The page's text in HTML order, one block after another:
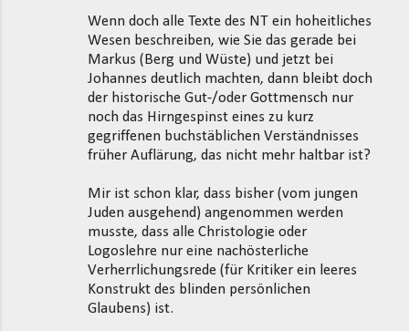
Wenn doch alle Texte des NT ein hoheitliches
Wesen beschreiben, wie Sie das gerade bei
Markus (Berg und Wüste) und jetzt bei
Johannes deutlich machten, dann bleibt doch
der historische Gut-/oder Gottmensch nur
noch das Hirngespinst eines zu kurz
gegriffenen buchstäblichen Verständnisses
früher Auflärung, das nicht mehr haltbar ist?
Mir ist schon klar, dass bisher (vom jungen
Juden ausgehend) angenommen werden
musste, dass alle Christologie oder
Logoslehre nur eine nachösterliche
Verherrlichungsrede (für Kritiker ein leeres
Konstrukt des blinden persönlichen
Glaubens) ist.